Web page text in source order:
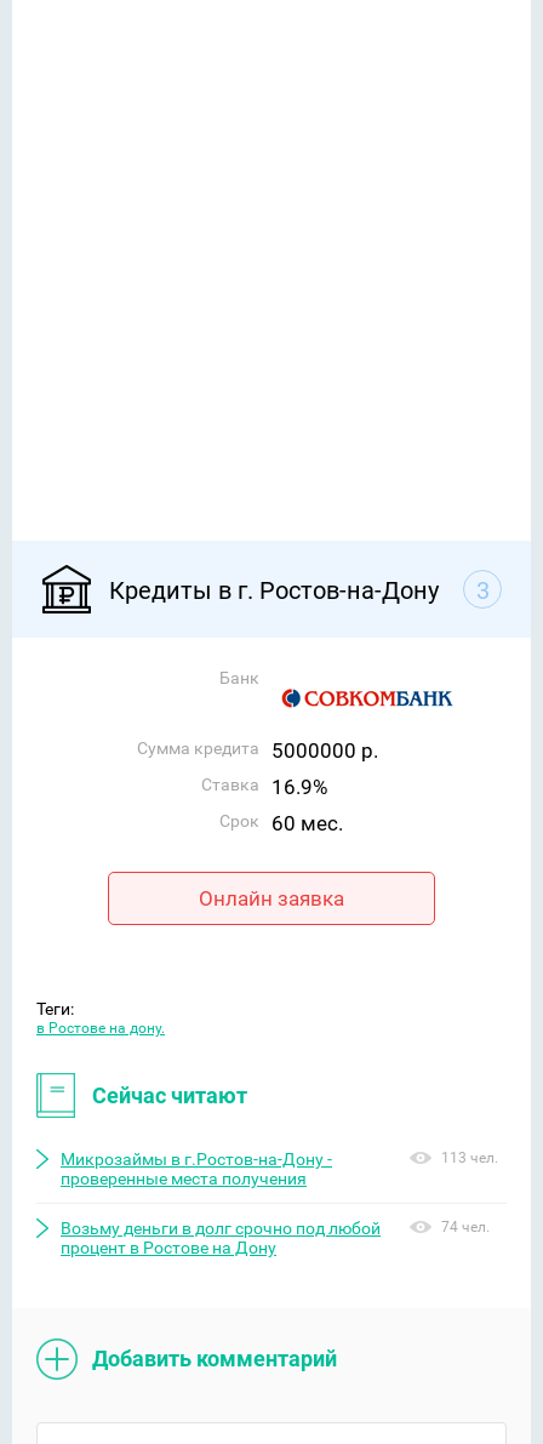
Кредиты в г. Ростов-на-Дону 3
Банк
Сумма кредита 5000000 р.
Ставка 16.9%
Срок 60 мес.
Онлайн заявка
Теги:
в Ростове на дону.
Сейчас читают
Микрозаймы в г.Ростов-на-Дону -
проверенные места получения
113 чел.
Возьму деньги в долг срочно под любой
процент в Ростове на Дону
74 чел.
Добавить комментарий